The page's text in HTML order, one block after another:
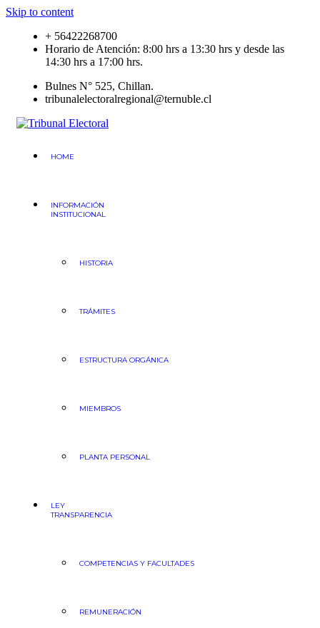
Skip to content
+ 56422268700
Horario de Atención: 8:00 hrs a 13:30 hrs y desde las
14:30 hrs a 17:00 hrs.
Bulnes N° 525, Chillan.
tribunalelectoralregional@ternuble.cl
HOME
INFORMACIÓN
INSTITUCIONAL
HISTORIA
TRÁMITES
ESTRUCTURA ORGÁNICA
MIEMBROS
PLANTA PERSONAL
LEY
TRANSPARENCIA
COMPETENCIAS Y FACULTADES
REMUNERACIÓN